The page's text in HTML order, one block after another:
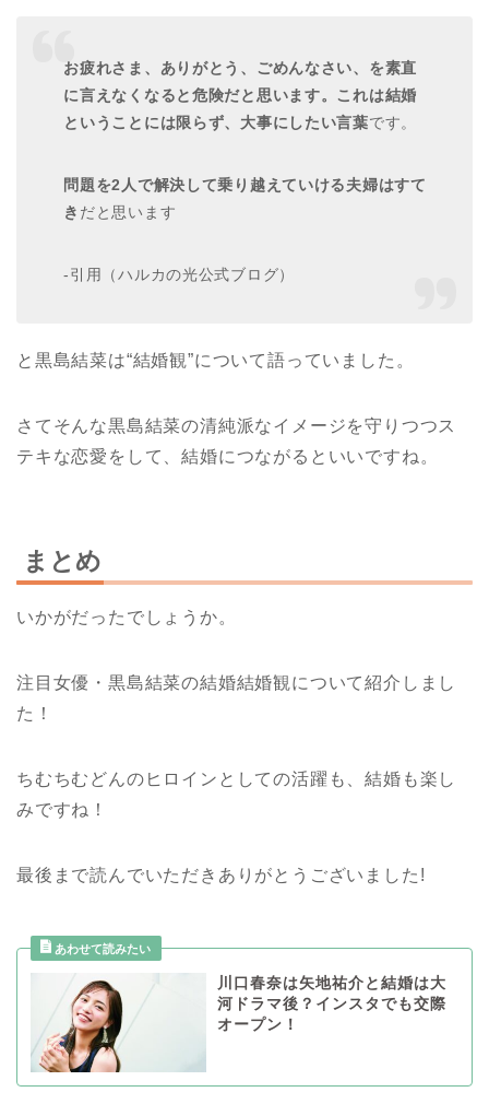
お疲れさま、ありがとう、ごめんなさい、を素直
に言えなくなると危険だと思います。これは結婚
ということには限らず、大事にしたい言葉です。
問題を2人で解決して乗り越えていける夫婦はすて
き だと思います
-引用（ハルカの光公式ブログ）
と黒島結菜は“結婚観”について語っていました。
さてそんな黒島結菜の清純派なイメージを守りつつス
テキな恋愛をして、結婚につながるといいですね。
まとめ
いかがだったでしょうか。
注目女優・黒島結菜の結婚結婚観について紹介しまし
た！
ちむちむどんのヒロインとしての活躍も、結婚も楽し
みですね！
最後まで読んでいただきありがとうございました!
川口春奈は矢地祐介と結婚は大
河ドラマ後？インスタでも交際
オープン！